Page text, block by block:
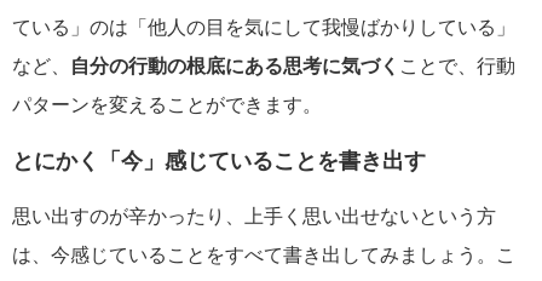
ている」のは「他人の目を気にして我慢ばかりしている」
など、
自分の行動の根底にある思考に気づく ことで、行動
パターンを変えることができます。
とにかく「今」感じていることを書き出す
思い出すのが辛かったり、上手く思い出せないという方
は、今感じていることをすべて書き出してみましょう。こ